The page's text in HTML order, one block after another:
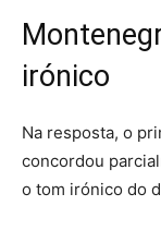
irónico
Na resposta, o
concordou
o tom irónico do